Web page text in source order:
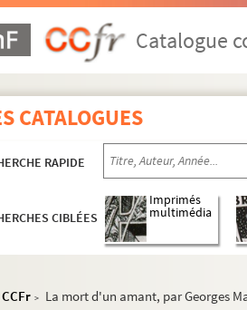
Catalogue
CATALOGUES
RAPIDE
CIBLÉES
Imprimés
multimédia
> La mort d'un amant, par Georges